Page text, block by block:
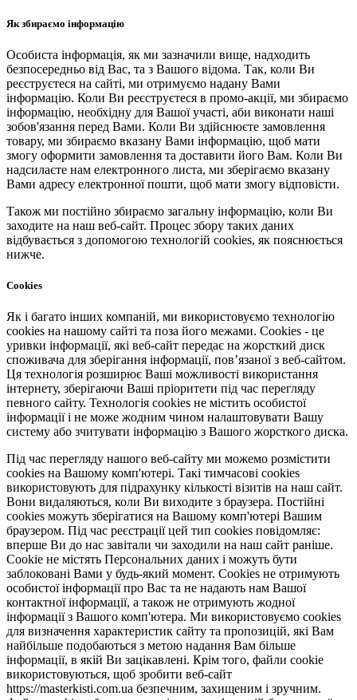
Як збираємо інформацію
Особиста інформація, як ми зазначили вище, надходить
безпосередньо від Вас, та з Вашого відома. Так, коли Ви
реєструєтеся на сайті, ми отримуємо надану Вами
інформацію. Коли Ви реєструєтеся в промо-акції, ми збираємо
інформацію, необхідну для Вашої участі, аби виконати наші
зобов'язання перед Вами. Коли Ви здійснюєте замовлення
товару, ми збираємо вказану Вами інформацію, щоб мати
змогу оформити замовлення та доставити його Вам. Коли Ви
надсилаєте нам електронного листа, ми зберігаємо вказану
Вами адресу електронної пошти, щоб мати змогу відповісти.
Також ми постійно збираємо загальну інформацію, коли Ви
заходите на наш веб-сайт. Процес збору таких даних
відбувається з допомогою технологій cookies, як пояснюється
нижче.
Cookies
Як і багато інших компаній, ми використовуємо технологію
cookies на нашому сайті та поза його межами. Cookies - це
уривки інформації, які веб-сайт передає на жорсткий диск
споживача для зберігання інформації, пов’язаної з веб-сайтом.
Ця технологія розширює Ваші можливості використання
інтернету, зберігаючи Ваші пріоритети під час перегляду
певного сайту. Технологія cookies не містить особистої
інформації і не може жодним чином налаштовувати Вашу
систему або зчитувати інформацію з Вашого жорсткого диска.
Під час перегляду нашого веб-сайту ми можемо розмістити
cookies на Вашому комп'ютері. Такі тимчасові cookies
використовують для підрахунку кількості візитів на наш сайт.
Вони видаляються, коли Ви виходите з браузера. Постійні
cookies можуть зберігатися на Вашому комп'ютері Вашим
браузером. Під час реєстрації цей тип cookies повідомляє:
вперше Ви до нас завітали чи заходили на наш сайт раніше.
Cookie не містять Персональних даних і можуть бути
заблоковані Вами у будь-який момент. Сookies не отримують
особистої інформації про Вас та не надають нам Вашої
контактної інформації, а також не отримують жодної
інформації з Вашого комп'ютера. Ми використовуємо cookies
для визначення характеристик сайту та пропозицій, які Вам
найбільше подобаються з метою надання Вам більше
інформації, в якій Ви зацікавлені. Крім того, файли cookie
використовуються, щоб зробити веб-сайт
https://masterkisti.com.ua безпечним, захищеним і зручним.